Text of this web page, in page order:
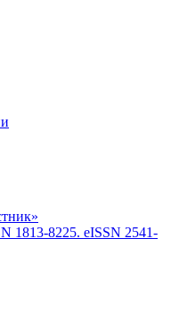
1813-8225. eISSN 2541-